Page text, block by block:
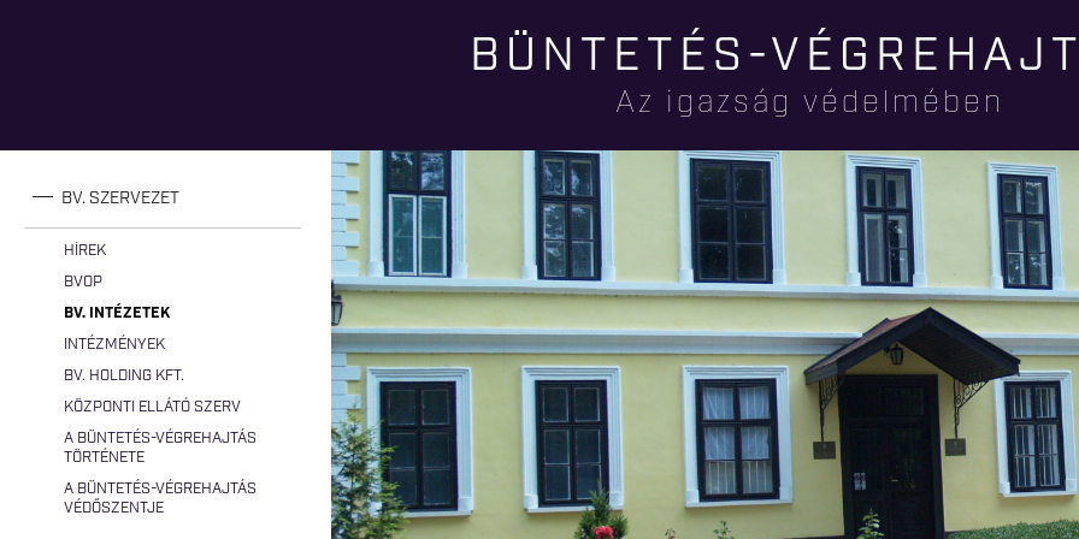
tartalomra
BÜNTETÉS-
Az igazság védelmében
BV. SZERVEZET
HÍREK
BVOP
BV. INTÉZETEK
INTÉZMÉNYEK
BV. HOLDING KFT.
KÖZPONTI ELLÁTÓ SZERV
A BÜNTETÉS-VÉGREHAJTÁS
TÖRTÉNETE
A BÜNTETÉS-VÉGREHAJTÁS
VÉDŐSZENTJE